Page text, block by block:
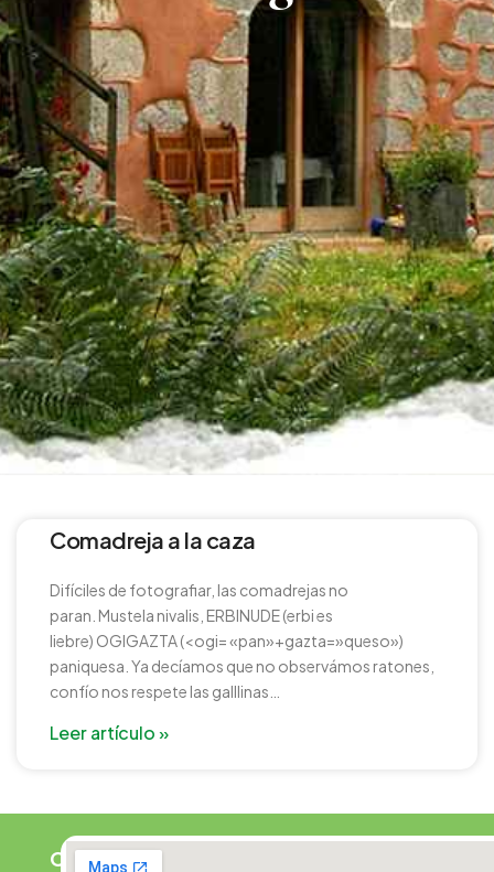
Comadreja a la caza
Difíciles de fotografiar, las comadrejas no
paran. Mustela nivalis, ERBINUDE (erbi es
liebre) OGIGAZTA (<ogi= «pan»+gazta=»queso»)
paniquesa. Ya decíamos que no observámos ratones,
confío nos respete las galllinas…
Leer artículo »
CONTACTO